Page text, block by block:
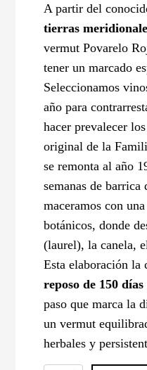
A partir del
tierras
vermut Povarelo
tener un marcado
Seleccionamos
año para
hacer prevalecer
original de la
se remonta al año
semanas de
maceramos con
botánicos, donde
(laurel), la canela,
Esta elaboración la
reposo de 150
paso que marca la
un vermut
herbales y